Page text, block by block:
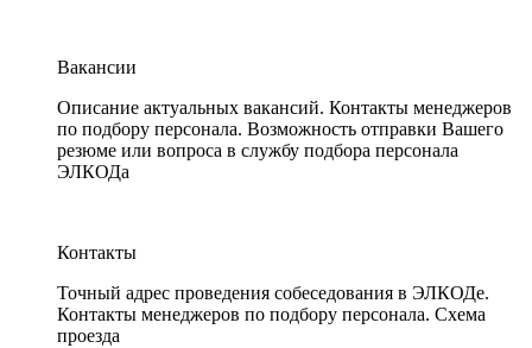
Вакансии
Описание актуальных вакансий. Контакты менеджеров
по подбору персонала. Возможность отправки Вашего
резюме или вопроса в службу подбора персонала
ЭЛКОДа
Контакты
Точный адрес проведения собеседования в ЭЛКОДе.
Контакты менеджеров по подбору персонала. Схема
проезда